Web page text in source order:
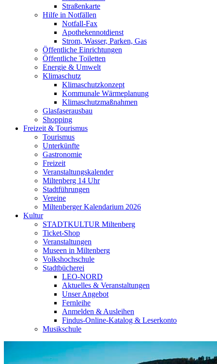
Straßenkarte
Hilfe in Notfällen
Notfall-Fax
Apothekennotdienst
Strom, Wasser, Parken, Gas
Öffentliche Einrichtungen
Öffentliche Toiletten
Energie & Umwelt
Klimaschutz
Klimaschutzkonzept
Kommunale Wärmeplanung
Klimaschutzmaßnahmen
Glasfaserausbau
Shopping
Freizeit & Tourismus
Tourismus
Unterkünfte
Gastronomie
Freizeit
Veranstaltungskalender
Miltenberg 14 Uhr
Stadtführungen
Vereine
Miltenberger Kalendarium 2026
Kultur
STADTKULTUR Miltenberg
Ticket-Shop
Veranstaltungen
Museen in Miltenberg
Volkshochschule
Stadtbücherei
LEO-NORD
Aktuelles & Veranstaltungen
Unser Angebot
Fernleihe
Anmelden & Ausleihen
Findus-Online-Katalog & Leserkonto
Musikschule